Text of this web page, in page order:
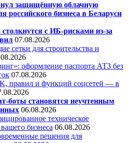
защищённую облачную
российского бизнеса в Беларуси
с ИБ-рисками из-за
07.08.2026
сетки для строительства и
оформление паспорта АТЗ без
07.08.2026
правил и функций соцсетей — в
боты становятся неучтенным
06.08.2026
техническое
бизнеса 06.08.2026
решения для